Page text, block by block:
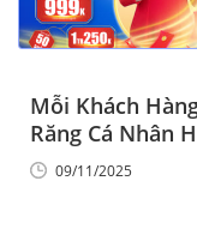
Mỗi Khách
Răng Cá Nhân
09/11/2025